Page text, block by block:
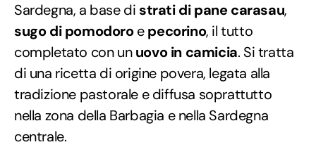
Sardegna, a base di strati di pane carasau,
sugo di pomodoroepecorino, il tutto
completato con unuovo in camicia. Si tratta
di una ricetta di origine povera, legata alla
tradizione pastorale e diffusa soprattutto
nella zona della Barbagia e nella Sardegna
centrale.